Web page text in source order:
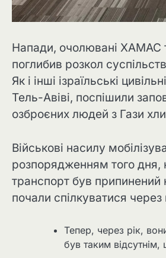
Напади, очолювані ХАМАС
поглибив розкол
Як і інші ізраїльські
Тель-Авіві, поспішили
озброєних людей з Гази
Військові насилу
розпорядженням того дня,
транспорт був припинений
почали спілкуватися
Тепер, через рік,
був таким